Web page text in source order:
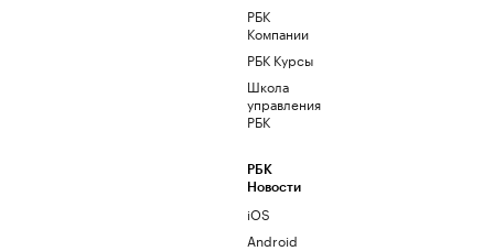
РБК
Компании
РБК Курсы
Школа
управления
РБК
РБК
Новости
iOS
Android